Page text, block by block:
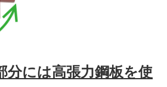
分には高張力鋼板を使